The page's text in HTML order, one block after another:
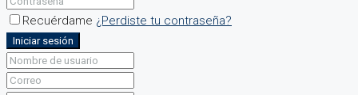
Recuérdame ¿Perdiste tu contraseña?
Iniciar sesión